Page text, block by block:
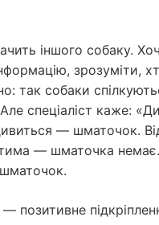
іншого собаку.
зрозуміти,
так собаки
Але спеціаліст каже:
— шматочок.
— шматочка
позитивне